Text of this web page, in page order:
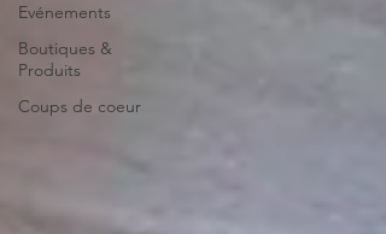
Evénements
Boutiques &
Produits
Coups de coeur